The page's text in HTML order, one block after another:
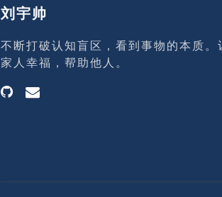
刘宇帅
不断打破认知盲区，看到事物的本质。
家人幸福，帮助他人。